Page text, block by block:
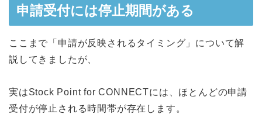
申請受付には停止期間がある
ここまで「申請が反映されるタイミング」について解
説してきましたが、
実はStock Point for CONNECTには、ほとんどの申請
受付が停止される時間帯が存在します。